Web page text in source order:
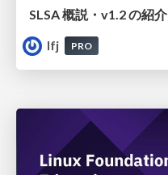
SLSA 概説・v1.2 の紹介
lfj
PRO